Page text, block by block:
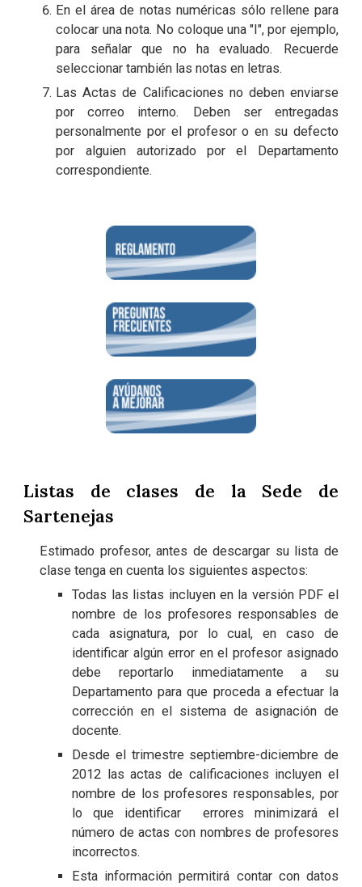
En el área de notas numéricas sólo rellene para
colocar una nota. No coloque una "I", por ejemplo,
para señalar que no ha evaluado. Recuerde
seleccionar también las notas en letras.
Las Actas de Calificaciones no deben enviarse
por correo interno. Deben ser entregadas
personalmente por el profesor o en su defecto
por alguien autorizado por el Departamento
correspondiente.
Listas de clases de la Sede de
Sartenejas
Estimado profesor, antes de descargar su lista de
clase tenga en cuenta los siguientes aspectos:
Todas las listas incluyen en la versión PDF el
nombre de los profesores responsables de
cada asignatura, por lo cual, en caso de
identificar algún error en el profesor asignado
debe reportarlo inmediatamente a su
Departamento para que proceda a efectuar la
corrección en el sistema de asignación de
docente.
Desde el trimestre septiembre-diciembre de
2012 las actas de calificaciones incluyen el
nombre de los profesores responsables, por
lo que identificar errores minimizará el
número de actas con nombres de profesores
incorrectos.
Esta información permitirá contar con datos